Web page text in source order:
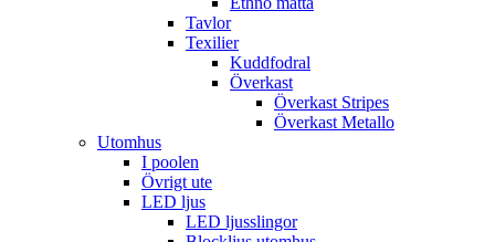
Tavlor
Texilier
Kuddfodral
Överkast
Överkast Stripes
Överkast Metallo
Utomhus
I poolen
Övrigt ute
LED ljus
LED ljusslingor